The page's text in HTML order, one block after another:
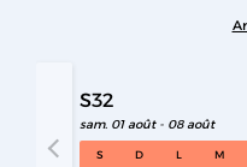
S32
sam. 01 août - 08 août
S D L M